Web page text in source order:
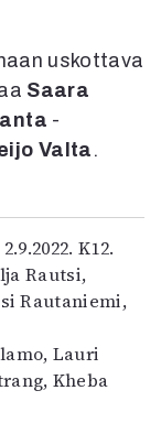
uskottava
Saara
-
Valta.
K12.
Rautsi,
Rautaniemi,
Lauri
Kheba